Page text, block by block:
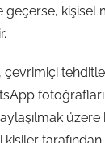
geçerse,
çevrimiçi